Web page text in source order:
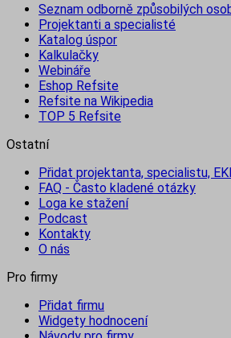
Seznam odborně způsobilých
Projektanti a specialisté
Katalog úspor
Kalkulačky
Webináře
Eshop Refsite
Refsite na Wikipedia
TOP 5 Refsite
Ostatní
Přidat projektanta, specialistu,
FAQ - Často kladené otázky
Loga ke stažení
Podcast
Kontakty
O nás
Pro firmy
Přidat firmu
Widgety hodnocení